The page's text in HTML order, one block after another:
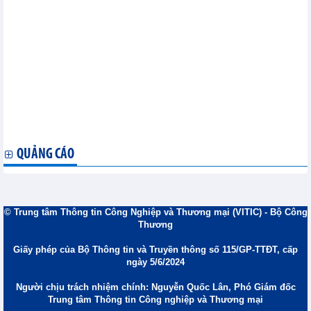
QUẢNG CÁO
© Trung tâm Thông tin Công Nghiệp và Thương mại (VITIC) - Bộ Công
Thương
Giấy phép của Bộ Thông tin và Truyền thông số 115/GP-TTĐT, cấp
ngày 5/6/2024
Người chịu trách nhiệm chính: Nguyễn Quốc Lân, Phó Giám đốc
Trung tâm Thông tin Công nghiệp và Thương mại